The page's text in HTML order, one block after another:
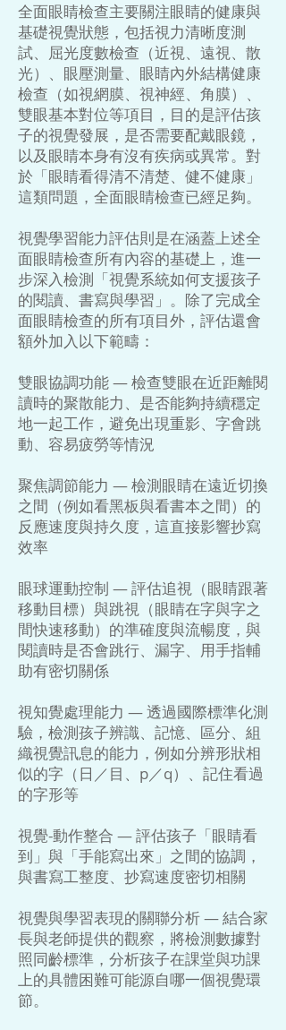
全面眼睛檢查主要關注眼睛的健康與
基礎視覺狀態，包括視力清晰度測
試、屈光度數檢查（近視、遠視、散
光）、眼壓測量、眼睛內外結構健康
檢查（如視網膜、視神經、角膜）、
雙眼基本對位等項目，目的是評估孩
子的視覺發展，是否需要配戴眼鏡，
以及眼睛本身有沒有疾病或異常。對
於「眼睛看得清不清楚、健不健康」
這類問題，全面眼睛檢查已經足夠。
視覺學習能力評估則是在涵蓋上述全
面眼睛檢查所有內容的基礎上，進一
步深入檢測「視覺系統如何支援孩子
的閱讀、書寫與學習」。除了完成全
面眼睛檢查的所有項目外，評估還會
額外加入以下範疇：
雙眼協調功能 — 檢查雙眼在近距離閱
讀時的聚散能力、是否能夠持續穩定
地一起工作，避免出現重影、字會跳
動、容易疲勞等情況
聚焦調節能力 — 檢測眼睛在遠近切換
之間（例如看黑板與看書本之間）的
反應速度與持久度，這直接影響抄寫
效率
眼球運動控制 — 評估追視（眼睛跟著
移動目標）與跳視（眼睛在字與字之
間快速移動）的準確度與流暢度，與
閱讀時是否會跳行、漏字、用手指輔
助有密切關係
視知覺處理能力 — 透過國際標準化測
驗，檢測孩子辨識、記憶、區分、組
織視覺訊息的能力，例如分辨形狀相
似的字（日／目、p／q）、記住看過
的字形等
視覺-動作整合 — 評估孩子「眼睛看
到」與「手能寫出來」之間的協調，
與書寫工整度、抄寫速度密切相關
視覺與學習表現的關聯分析 — 結合家
長與老師提供的觀察，將檢測數據對
照同齡標準，分析孩子在課堂與功課
上的具體困難可能源自哪一個視覺環
節。